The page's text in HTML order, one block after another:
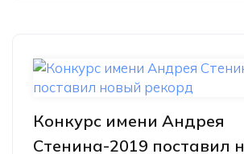
Конкурс имени Андрея
Стенина-2019 поставил